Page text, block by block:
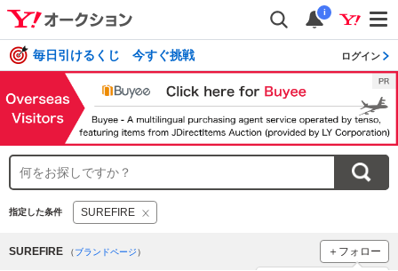
i
毎日引けるくじ 今すぐ挑戦 ログイン
指定した条件 SUREFIRE
SUREFIRE （ブランドページ） ＋フォロー